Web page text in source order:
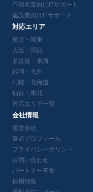
不動産業向けITサポート
建設業向けITサポート
対応エリア
東京・関東
大阪・関西
名古屋・東海
福岡・九州
札幌・北海道
仙台・東北
対応エリア一覧
会社情報
運営会社
著者プロフィール
プライバシーポリシー
お問い合わせ
パートナー募集
採用情報